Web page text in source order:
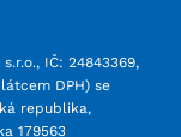
IČ: 24843369,
DPH) se
republika,
179563